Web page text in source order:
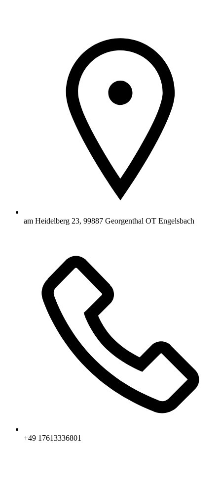
am Heidelberg 23, 99887 Georgenthal OT Engelsbach
+49 17613336801